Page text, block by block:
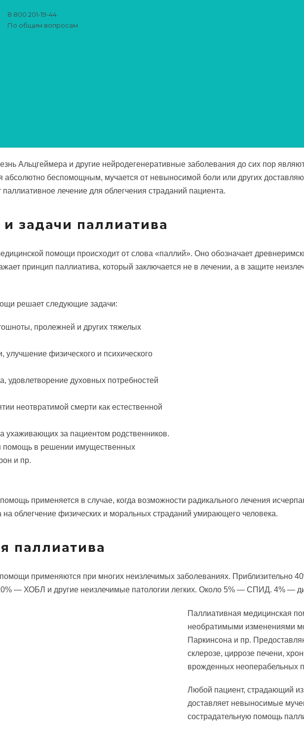
8 800 201-19-44
По общим вопросам
Паллиативный уход
Альцгеймера и другие нейродегенеративные заболевания до сих пор
абсолютно беспомощным, мучается от невыносимой боли или других
лечение для облегчения страданий пациента.
задачи паллиатива
помощи происходит от слова «паллий». Оно обозначает
принцип паллиатива, который заключается не в лечении, а в защите
решает следующие задачи:
пролежней и других тяжелых
физического и психического
удовлетворение духовных потребностей
неотвратимой смерти как естественной
ухаживающих за пациентом родственников.
помощь в решении имущественных
и пр.
применяется в случае, когда возможности радикального лечения
облегчение физических и моральных страданий умирающего человека.
паллиатива
применяются при многих неизлечимых заболеваниях. Приблизительно
— ХОБЛ и другие неизлечимые патологии легких. Около 5% — СПИД. 4% —
Паллиативная медицинская
необратимыми изменениями
Паркинсона и пр.
склерозе, циррозе печени,
врожденных неоперабельных
Любой пациент, страдающий
доставляет невыносимые
сострадательную помощь